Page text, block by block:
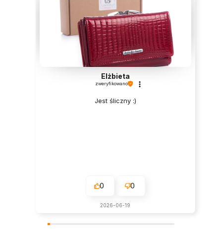
Elżbieta
zweryfikowano
Jest śliczny :)
0 0
2026-06-19